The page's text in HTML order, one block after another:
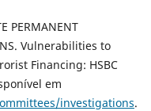
PERMANENT
Vulnerabilities to
Financing: HSBC
em
investigations.